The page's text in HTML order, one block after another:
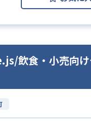
飲食・小売向け